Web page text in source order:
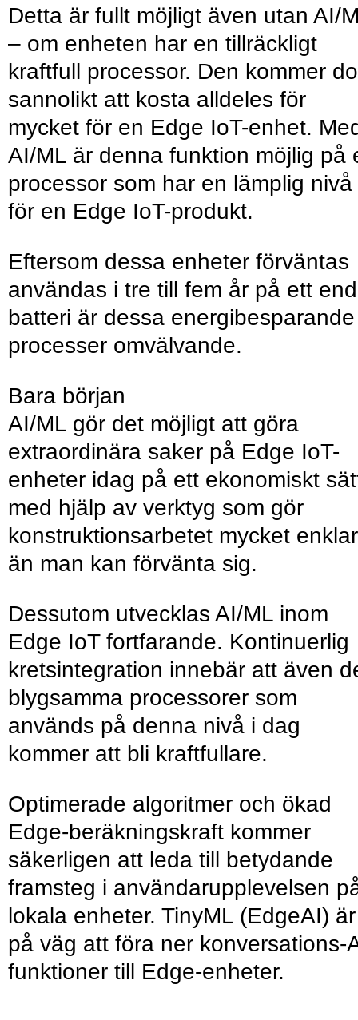
Detta är fullt möjligt även utan AI/
– om enheten har en tillräckligt
kraftfull processor. Den kommer
sannolikt att kosta alldeles för
mycket för en Edge IoT-enhet.
AI/ML är denna funktion möjlig på
processor som har en lämplig nivå
för en Edge IoT-produkt.
Eftersom dessa enheter förväntas
användas i tre till fem år på ett
batteri är dessa energibesparande
processer omvälvande.
Bara början
AI/ML gör det möjligt att göra
extraordinära saker på Edge IoT-
enheter idag på ett ekonomiskt
med hjälp av verktyg som gör
konstruktionsarbetet mycket
än man kan förvänta sig.
Dessutom utvecklas AI/ML inom
Edge IoT fortfarande. Kontinuerlig
kretsintegration innebär att även
blygsamma processorer som
används på denna nivå i dag
kommer att bli kraftfullare.
Optimerade algoritmer och ökad
Edge-beräkningskraft kommer
säkerligen att leda till betydande
framsteg i användarupplevelsen
lokala enheter. TinyML (EdgeAI) är
på väg att föra ner konversations-
funktioner till Edge-enheter.